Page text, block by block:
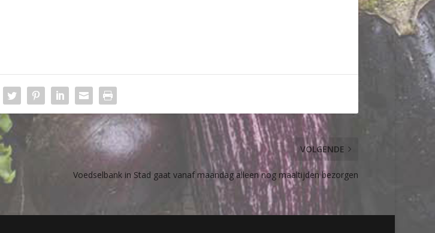
VOLGENDE
Voedselbank in Stad gaat vanaf maandag alleen nog maaltijden bezorgen